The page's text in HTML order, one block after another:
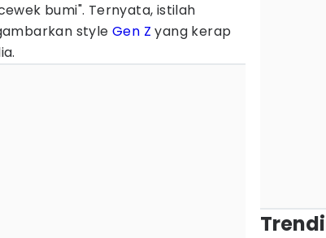
bumi". Ternyata, istilah
style Gen Z yang kerap